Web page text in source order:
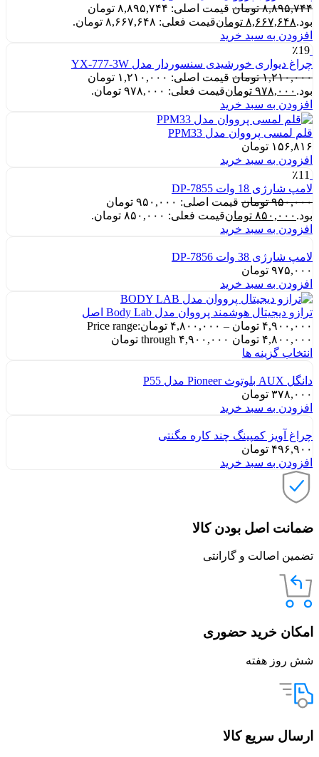
۸,۸۹۵,۷۴۴ تومان
قیمت اصلی: ۸,۸۹۵,۷۴۴ تومان
بود.۸,۶۶۷,۶۴۸ تومانقیمت فعلی: ۸,۶۶۷,۶۴۸ تومان.
افزودن به سبد خرید
٪19
چراغ دیواری خورشیدی سنسوردار مدل YX-777-3W
۱,۲۱۰,۰۰۰ تومان
قیمت اصلی: ۱,۲۱۰,۰۰۰ تومان
بود. ۹۷۸,۰۰۰ تومانقیمت فعلی: ۹۷۸,۰۰۰ تومان.
افزودن به سبد خرید
قلم لمسی پرووان مدل PPM33
۱۵۶,۸۱۶ تومان
افزودن به سبد خرید
٪11
لامپ شارژی 18 وات DP-7855
۹۵۰,۰۰۰ تومان
قیمت اصلی: ۹۵۰,۰۰۰ تومان
بود. ۸۵۰,۰۰۰ تومانقیمت فعلی: ۸۵۰,۰۰۰ تومان.
افزودن به سبد خرید
لامپ شارژی 38 وات DP-7856
۹۷۵,۰۰۰ تومان
افزودن به سبد خرید
ترازو دیجیتال هوشمند پرووان مدل Body Lab اصل
۴,۹۰۰,۰۰۰ تومان – ۴,۸۰۰,۰۰۰ تومانPrice range:
۴,۸۰۰,۰۰۰ تومان through ۴,۹۰۰,۰۰۰ تومان
انتخاب گزینه ها
دانگل AUX بلوتوث Pioneer مدل P55
۳۷۸,۰۰۰ تومان
افزودن به سبد خرید
چراغ آویز کمپینگ چند کاره مگنتی
۴۹۶,۹۰۰ تومان
افزودن به سبد خرید
ضمانت اصل بودن کالا
تضمین اصالت و گارانتی
امکان خرید حضوری
شش روز هفته
ارسال سریع کالا